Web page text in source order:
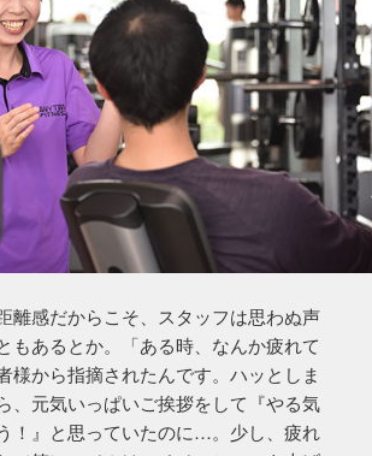
離感だからこそ、スタッフは思わぬ声
もあるとか。「ある時、なんか疲れて
様から指摘されたんです。ハッとしま
、元気いっぱいご挨拶をして『やる気
！』と思っていたのに…。少し、疲れ